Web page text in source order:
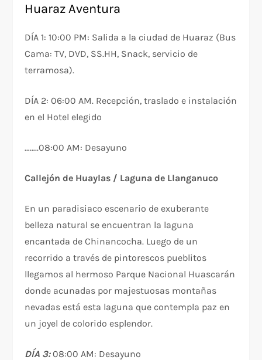
Huaraz Aventura
DÍA 1: 10:00 PM: Salida a la ciudad de Huaraz (Bus
Cama: TV, DVD, SS.HH, Snack, servicio de
terramosa).
DÍA 2:06:00 AM. Recepción, traslado e instalación
en el Hotel elegido
……..08:00 AM: Desayuno
Callejón de Huaylas / Laguna de Llanganuco
En un paradisiaco escenario de exuberante
belleza natural se encuentran la laguna
encantada de Chinancocha. Luego de un
recorrido a través de pintorescos pueblitos
llegamos al hermoso Parque Nacional Huascarán
donde acunadas por majestuosas montañas
nevadas está esta laguna que contempla paz en
un joyel de colorido esplendor.
DÍA 3:08:00 AM: Desayuno